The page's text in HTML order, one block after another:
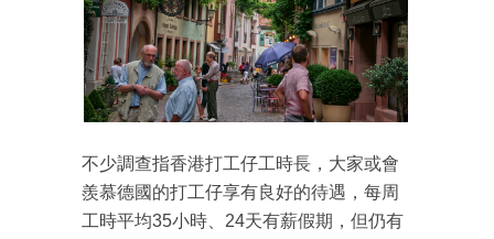
不少調查指香港打工仔工時長，大家或會
羨慕德國的打工仔享有良好的待遇，每周
工時平均35小時、24天有薪假期，但仍有